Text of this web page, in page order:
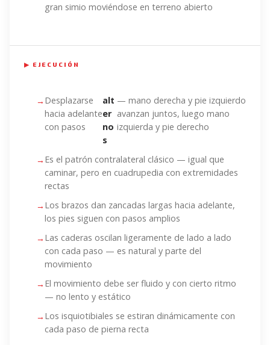
gran simio moviéndose en terreno abierto
▶ EJECUCIÓN
Desplazarse
hacia adelante
con pasos
alt
er
no
s
— mano derecha y pie izquierdo
avanzan juntos, luego mano
izquierda y pie derecho
Es el patrón contralateral clásico — igual que
caminar, pero en cuadrupedia con extremidades
rectas
Los brazos dan zancadas largas hacia adelante,
los pies siguen con pasos amplios
Las caderas oscilan ligeramente de lado a lado
con cada paso — es natural y parte del
movimiento
El movimiento debe ser fluido y con cierto ritmo
— no lento y estático
Los isquiotibiales se estiran dinámicamente con
cada paso de pierna recta